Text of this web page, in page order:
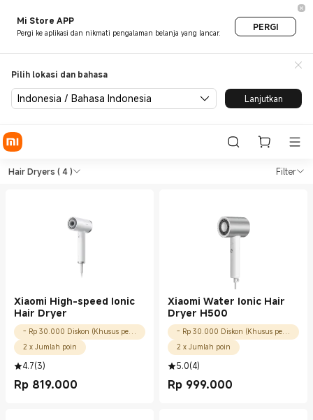
Mi Store APP
Pergi ke aplikasi dan nikmati pengalaman belanja yang lancar.
PERGI
Pilih lokasi dan bahasa
Indonesia / Bahasa Indonesia Lanjutkan
Shop Personal Care Hair
Hair Dryers ( 4 ) Filter
Shop Personal Care Hair Dryers in
Xiaomi High-speed Ionic
Hair Dryer
- Rp 30.000 Diskon (Khusus pengguna baru)
2 x Jumlah poin
4.7(3)
Rp 819.000
Current Price Rp 819000.00
Xiaomi Water Ionic Hair
Dryer H500
- Rp 30.000 Diskon (Khusus pengguna baru)
2 x Jumlah poin
5.0(4)
Rp 999.000
Current Price Rp 999000.00